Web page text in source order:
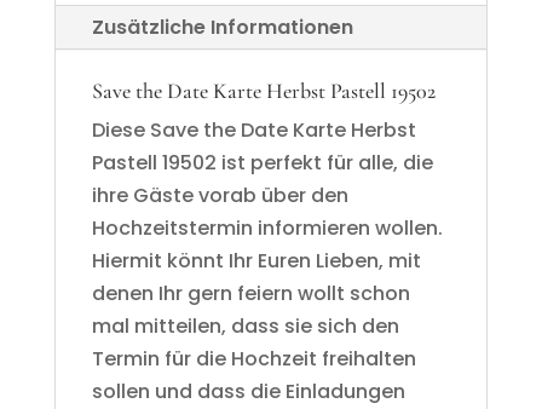
Zusätzliche Informationen
Save the Date Karte Herbst Pastell 19502
Diese Save the Date Karte Herbst
Pastell 19502 ist perfekt für alle, die
ihre Gäste vorab über den
Hochzeitstermin informieren wollen.
Hiermit könnt Ihr Euren Lieben, mit
denen Ihr gern feiern wollt schon
mal mitteilen, dass sie sich den
Termin für die Hochzeit freihalten
sollen und dass die Einladungen